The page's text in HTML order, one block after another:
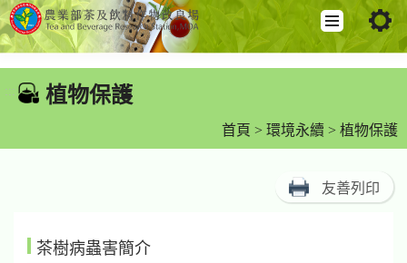
內
::: 植物保護
首頁 > 環境永續 > 植物保護
友善列印
茶樹病蟲害簡介